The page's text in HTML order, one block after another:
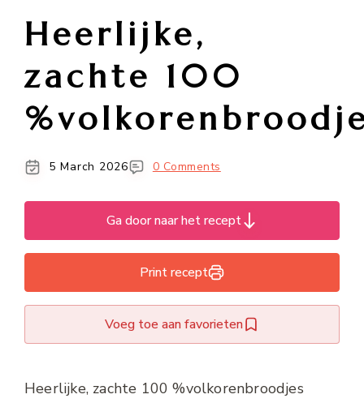
Heerlijke,
zachte 100
5 March 2026 0 Comments
Ga door naar het recept
Print recept
Voeg toe aan favorieten
Heerlijke, zachte 100 %volkorenbroodjes